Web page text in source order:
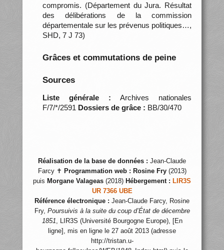
compromis. (Département du Jura. Résultat
des délibérations de la commission
départementale sur les prévenus politiques…,
SHD, 7 J 73)
Grâces et commutations de peine
Sources
Liste générale : Archives nationales
F/7/*/2591 Dossiers de grâce : BB/30/470
Réalisation de la base de données : Jean-Claude
Farcy ✝ Programmation web : Rosine Fry(2013)
puis Morgane Valageas (2018) Hébergement : LIR3S
UR 7366 UBE
Référence électronique : Jean-Claude Farcy, Rosine
Fry, Poursuivis à la suite du coup d’État de décembre
1851, LIR3S (Université Bourgogne Europe), [En
ligne], mis en ligne le 27 août 2013 (adresse
http://tristan.u-